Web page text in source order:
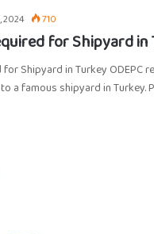
2024 710
for Shipyard in
Shipyard in Turkey ODEPC
a famous shipyard in Turkey.